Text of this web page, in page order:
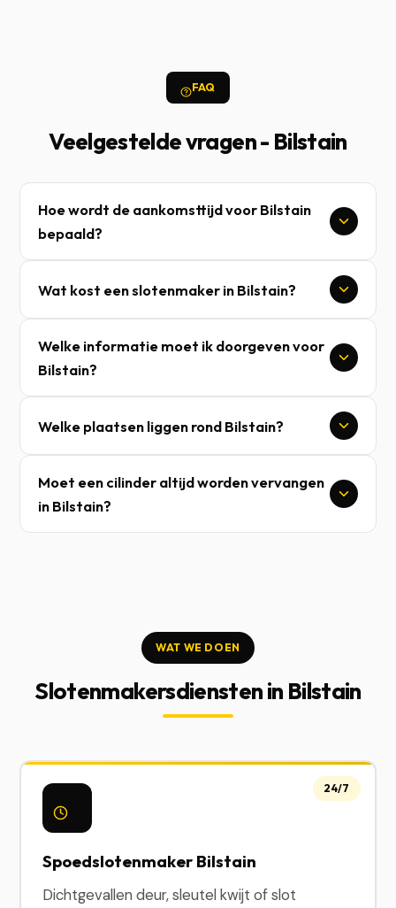
FAQ
Veelgestelde vragen - Bilstain
Hoe wordt de aankomsttijd voor Bilstain
bepaald?
Wat kost een slotenmaker in Bilstain?
Welke informatie moet ik doorgeven voor
Bilstain?
Welke plaatsen liggen rond Bilstain?
Moet een cilinder altijd worden vervangen
in Bilstain?
WAT WE DOEN
Slotenmakersdiensten in Bilstain
Spoedslotenmaker Bilstain
Dichtgevallen deur, sleutel kwijt of slot
24/7